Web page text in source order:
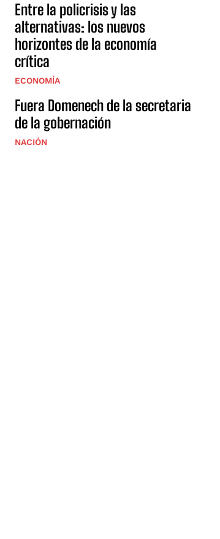
Entre la policrisis y las
alternativas: los nuevos
horizontes de la economía
crítica
ECONOMÍA
Fuera Domenech de la secretaria
de la gobernación
NACIÓN